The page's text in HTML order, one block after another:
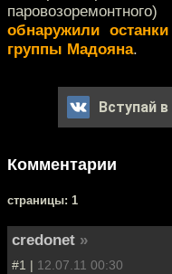
обнаружили
группы Мадояна.
Вступай
Комментарии
cтраницы: 1
credonet »
#1 | 12.07.11 00:30